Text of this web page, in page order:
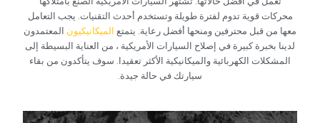
محركات قوية تدوم لفترة طويلة وتستخدم أحدث التقنيات. يجب التعامل
معها من قبل محترفين ومنحها أفضل رعاية. يتمتع الميكانيكيون المعتمدون
لدينا بخبرة كبيرة في إصلاح السيارات الأمريكية ، من العناية البسيطة إلى
المشكلات الكهربائية والميكانيكية الأكثر تعقيدا. سوف يتأكدون من بقاء
سيارتك في حالة جيدة.‏